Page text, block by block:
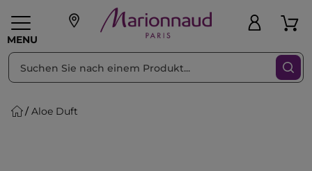
MENU
Geschenke
Aloe Duft
sortieren nach Filter